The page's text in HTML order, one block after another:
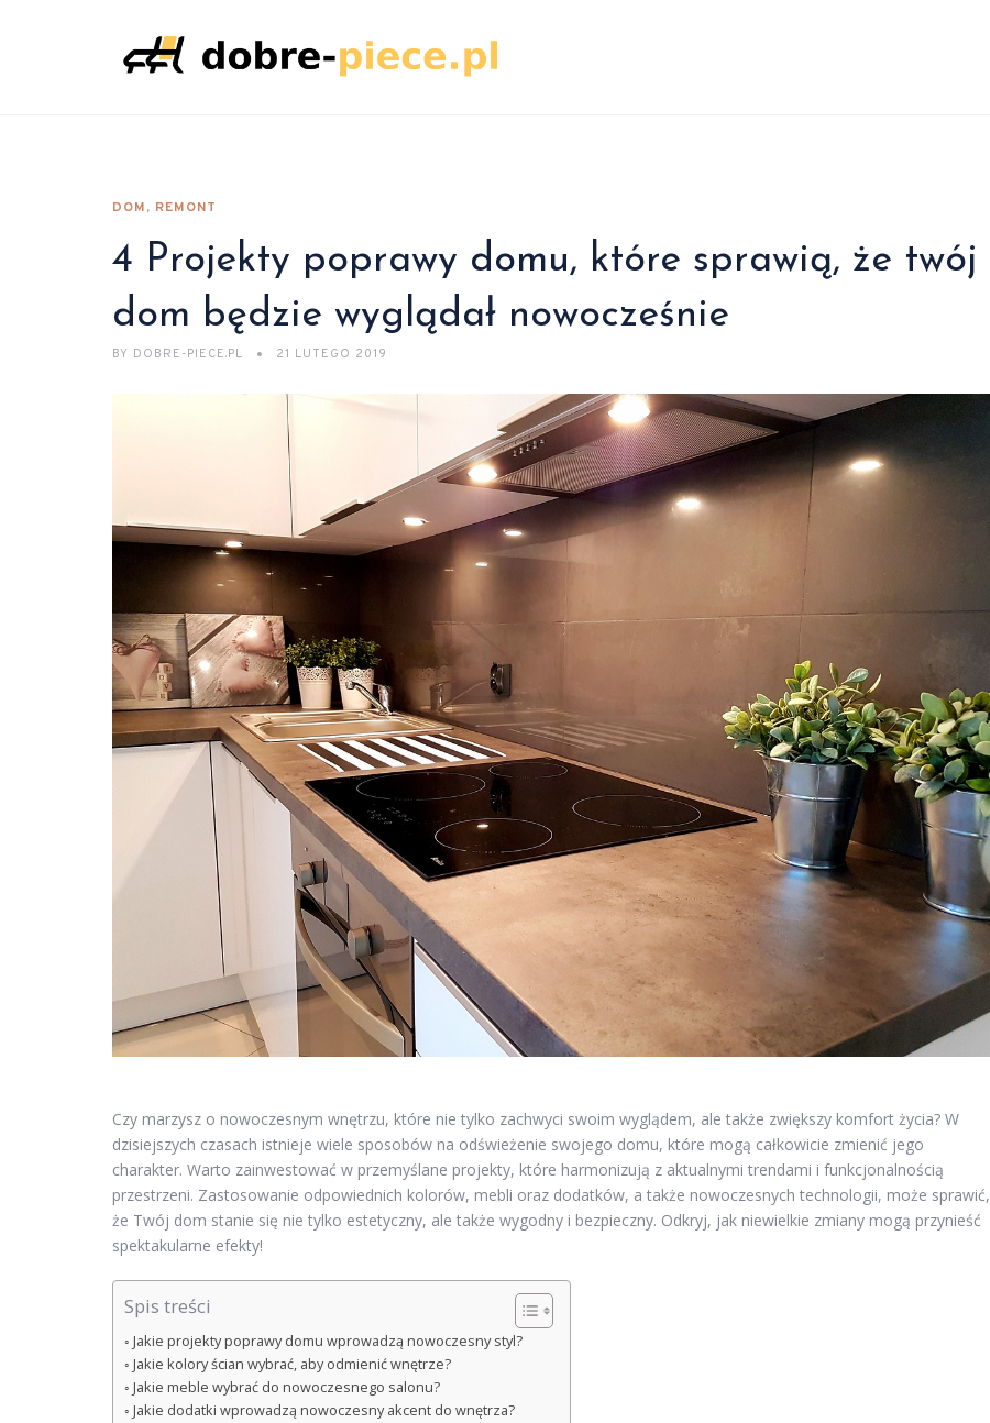
DOM, REMONT
4 Projekty poprawy domu, które sprawią, że twój
dom będzie wyglądał nowocześnie
BY DOBRE-PIECE.PL 21 LUTEGO 2019
Czy marzysz o nowoczesnym wnętrzu, które nie tylko zachwyci swoim wyglądem, ale także zwiększy komfort życia? W
dzisiejszych czasach istnieje wiele sposobów na odświeżenie swojego domu, które mogą całkowicie zmienić jego
charakter. Warto zainwestować w przemyślane projekty, które harmonizują z aktualnymi trendami i funkcjonalnością
przestrzeni. Zastosowanie odpowiednich kolorów, mebli oraz dodatków, a także nowoczesnych technologii, może sprawić,
że Twój dom stanie się nie tylko estetyczny, ale także wygodny i bezpieczny. Odkryj, jak niewielkie zmiany mogą przynieść
spektakularne efekty!
Spis treści
Jakie projekty poprawy domu wprowadzą nowoczesny styl?
Jakie kolory ścian wybrać, aby odmienić wnętrze?
Jakie meble wybrać do nowoczesnego salonu?
Jakie dodatki wprowadzą nowoczesny akcent do wnętrza?